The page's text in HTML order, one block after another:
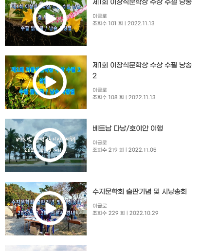
제1회 이창식문학상 수상 수필 낭송
이금로
조회수 101 회
| 2022.11.13
제1회 이창식문학상 수상 수필 낭송
2
이금로
조회수 108 회
| 2022.11.13
베트남 다낭/호이안 여행
이금로
조회수 219 회
| 2022.11.05
수지문학회 출판기념 및 시낭송회​
이금로
조회수 229 회
| 2022.10.29